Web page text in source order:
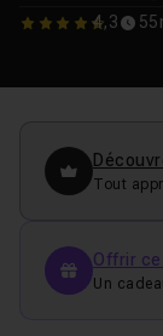
4,3
Tout
Offrir
Un